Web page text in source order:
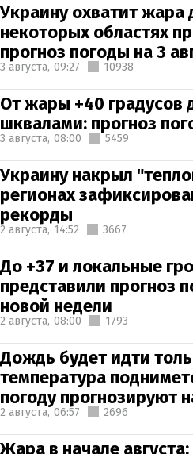
Украину охватит жара
некоторых областях
прогноз погоды на 3
3 августа, 09:27 10938
От жары +40 градусов
шквалами: прогноз
3 августа, 08:00 5459
Украину накрыл
регионах
рекорды
2 августа, 14:52 3667
До +37 и локальные
представили прогноз
новой недели
2 августа, 08:00 1793
Дождь будет идти
температура
погоду прогнозируют
2 августа, 06:57 2696
Жара в начале